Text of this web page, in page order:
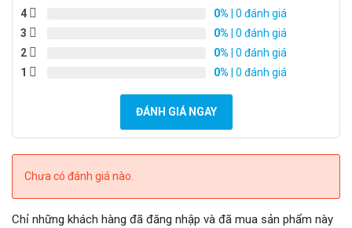
Camera được trang bị viên pin lithium-ion dung lượng lớn,
đảm bảo hoạt động liên tục trong nhiều ngày mà không cần
sạc lại.
4
0% | 0 đánh giá
3
0% | 0 đánh giá
2
0% | 0 đánh giá
1
0% | 0 đánh giá
ĐÁNH GIÁ NGAY
Chưa có đánh giá nào.
Chỉ những khách hàng đã đăng nhập và đã mua sản phẩm này